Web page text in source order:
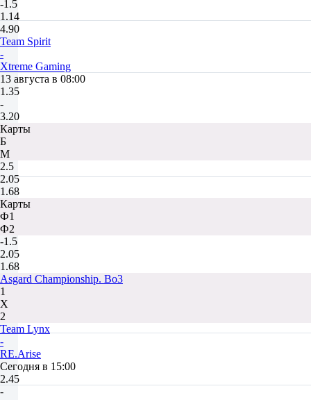
-1.5
1.14
4.90
Team Spirit
-
Xtreme Gaming
13 августа в 08:00
1.35
-
3.20
Карты
Б
М
2.5
2.05
1.68
Карты
Ф1
Ф2
-1.5
2.05
1.68
Asgard Championship. Bo3
1
Х
2
Team Lynx
-
RE.Arise
Сегодня в 15:00
2.45
-